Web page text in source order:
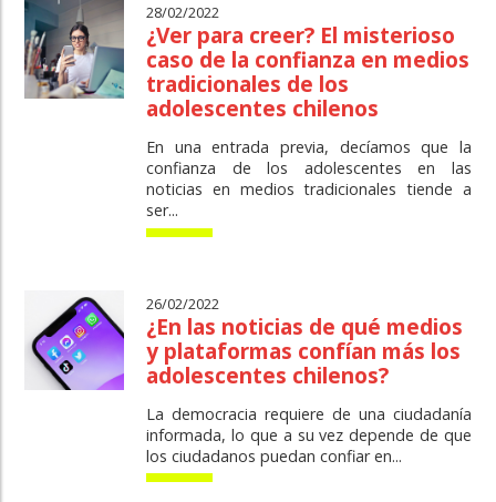
28/02/2022
¿Ver para creer? El misterioso
caso de la confianza en medios
tradicionales de los
adolescentes chilenos
En una entrada previa, decíamos que la
confianza de los adolescentes en las
noticias en medios tradicionales tiende a
ser...
26/02/2022
¿En las noticias de qué medios
y plataformas confían más los
adolescentes chilenos?
La democracia requiere de una ciudadanía
informada, lo que a su vez depende de que
los ciudadanos puedan confiar en...